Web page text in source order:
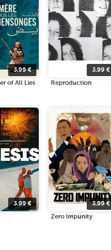
3.99€
of All Lies
3.99 €
Reproduction
3.99€ 3.99€
Zero Impunity